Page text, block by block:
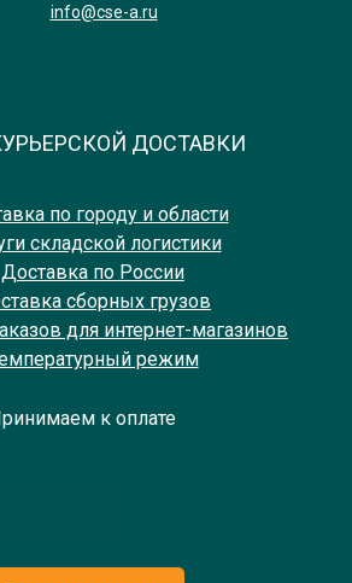
info@cse-a.ru
ДОСТАВКИ
по городу и области
складской логистики
Доставка по России
сборных грузов
для интернет-магазинов
режим
к оплате